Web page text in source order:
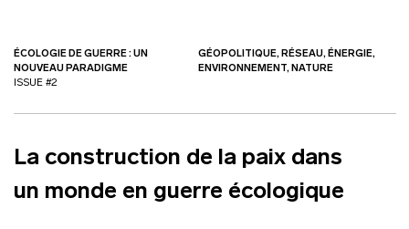
ÉCOLOGIE DE GUERRE : UN
NOUVEAU PARADIGME
ISSUE #2
GÉOPOLITIQUE, RÉSEAU, ÉNERGIE,
ENVIRONNEMENT, NATURE
La construction de la paix dans
un monde en guerre écologique